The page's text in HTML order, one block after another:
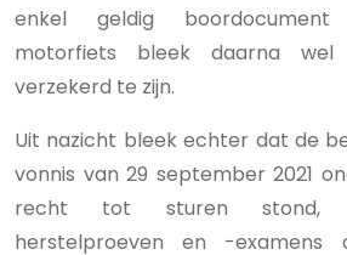
enkel geldig boordocument
motorfiets bleek daarna wel
verzekerd te zijn.
Uit nazicht bleek echter dat de
vonnis van 29 september 2021
recht tot sturen stond,
herstelproeven en -